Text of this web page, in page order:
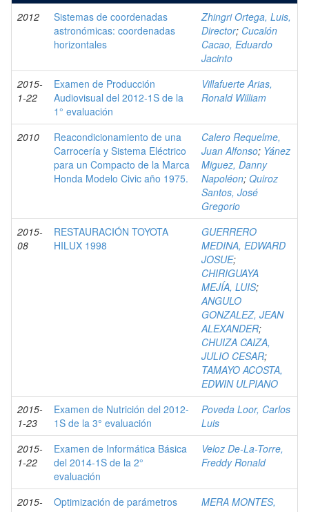
2012
Sistemas de coordenadas
astronómicas: coordenadas
horizontales
Zhingri Ortega, Luis,
Director; Cucalón
Cacao, Eduardo
Jacinto
2015-
1-22
Examen de Producción
Audiovisual del 2012-1S de la
1° evaluación
Villafuerte Arias,
Ronald William
2010
Reacondicionamiento de una
Carrocería y Sistema Eléctrico
para un Compacto de la Marca
Honda Modelo Civic año 1975.
Calero Requelme,
Juan Alfonso; Yánez
Miguez, Danny
Napoléon; Quiroz
Santos, José
Gregorio
2015-
08
RESTAURACIÓN TOYOTA
HILUX 1998
GUERRERO
MEDINA, EDWARD
JOSUE;
CHIRIGUAYA
MEJÍA, LUIS;
ANGULO
GONZALEZ, JEAN
ALEXANDER;
CHUIZA CAIZA,
JULIO CESAR;
TAMAYO ACOSTA,
EDWIN ULPIANO
2015-
1-23
Examen de Nutrición del 2012-
1S de la 3° evaluación
Poveda Loor, Carlos
Luis
2015-
1-22
Examen de Informática Básica
del 2014-1S de la 2°
evaluación
Veloz De-La-Torre,
Freddy Ronald
2015-
Optimización de parámetros
MERA MONTES,